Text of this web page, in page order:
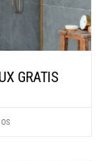
GRATIS